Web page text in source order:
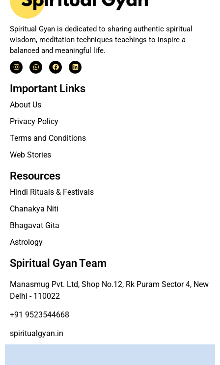
Spiritual Gyan is dedicated to sharing authentic spiritual
wisdom, meditation techniques teachings to inspire a
balanced and meaningful life.
Important Links
About Us
Privacy Policy
Terms and Conditions
Web Stories
Resources
Hindi Rituals & Festivals
Chanakya Niti
Bhagavat Gita
Astrology
Spiritual Gyan Team
Manasmug Pvt. Ltd, Shop No.12, Rk Puram Sector 4, New
Delhi - 110022
+91 9523544668
spiritualgyan.in